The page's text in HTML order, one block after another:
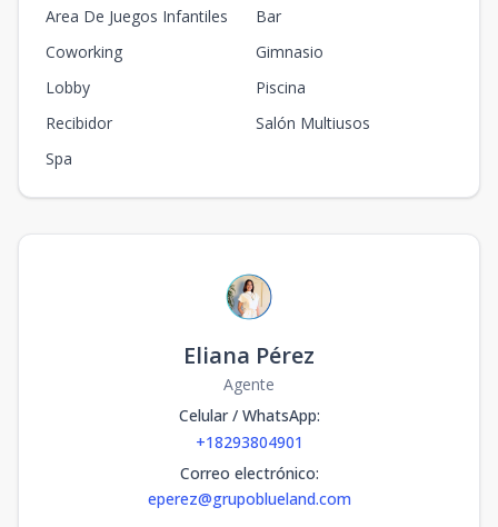
Area De Juegos Infantiles
Bar
Coworking
Gimnasio
Lobby
Piscina
Recibidor
Salón Multiusos
Spa
Eliana Pérez
Agente
Celular / WhatsApp:
+18293804901
Correo electrónico:
eperez@grupoblueland.com